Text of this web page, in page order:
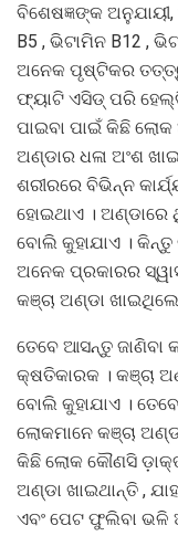
ବିଶେଷଜ୍ଞଙ୍କ
B5 , ଭିଟାମିନ B12 ,
ଅନେକ ପୃଷ୍ଟିକର ତତ୍ତ୍ୱ
ଫ୍ୟାଟି ଏସିଡ୍‌ ପରି
ପାଇବା ପାଇଁ କିଛି
ଅଣ୍ଡାର ଧଳା ଅଂଶ
ଶରୀରରେ ବିଭିନ୍ନ
ହୋଇଥାଏ । ଅଣ୍ଡାରେ
ବୋଲି କୁହାଯାଏ । କିନ୍ତୁ
ଅନେକ ପ୍ରକାରର
କଞ୍ଚା ଅଣ୍ଡା
ତେବେ ଆସନ୍ତୁ ଜାଣିବା
କ୍ଷତିକାରକ । କଞ୍ଚା
ବୋଲି କୁହାଯାଏ ।
ଲୋକମାନେ କଞ୍ଚା
କିଛି ଲୋକ କୌଣସି
ଅଣ୍ଡା ଖାଇଥାନ୍ତି ,
ଏବଂ ପେଟ ଫୁଲିବା ଭଳି